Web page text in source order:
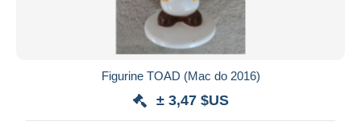
Figurine TOAD (Mac do 2016)
± 3,47 $US